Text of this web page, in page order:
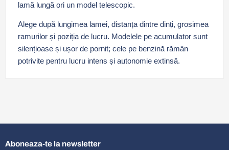
lamă lungă ori un model telescopic.
Alege după lungimea lamei, distanța dintre dinți, grosimea
ramurilor și poziția de lucru. Modelele pe acumulator sunt
silențioase și ușor de pornit; cele pe benzină rămân
potrivite pentru lucru intens și autonomie extinsă.
Aboneaza-te la newsletter